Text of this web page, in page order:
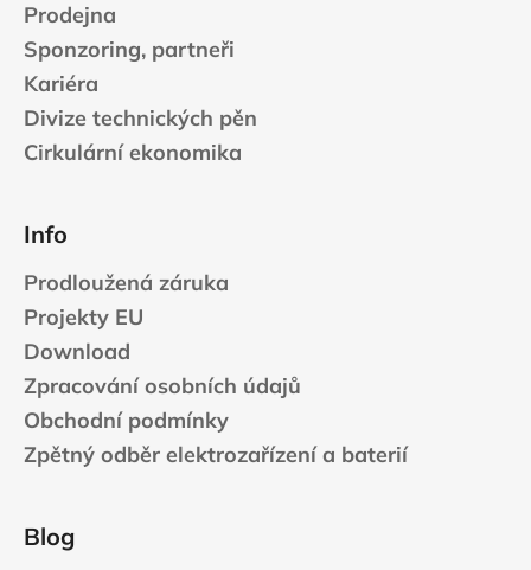
Prodejna
Sponzoring, partneři
Kariéra
Divize technických pěn
Cirkulární ekonomika
Info
Prodloužená záruka
Projekty EU
Download
Zpracování osobních údajů
Obchodní podmínky
Zpětný odběr elektrozařízení a baterií
Blog